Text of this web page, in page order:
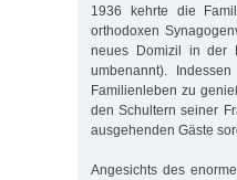
1936 kehrte die
orthodoxen
neues Domizil in der
umbenannt).
Familienleben zu
den Schultern seiner
ausgehenden Gäste
Angesichts des